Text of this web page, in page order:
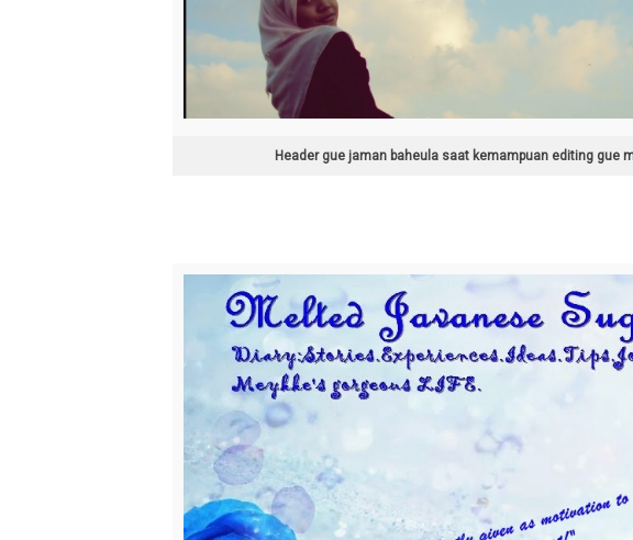
Header gue jaman baheula saat kemampuan editing gue